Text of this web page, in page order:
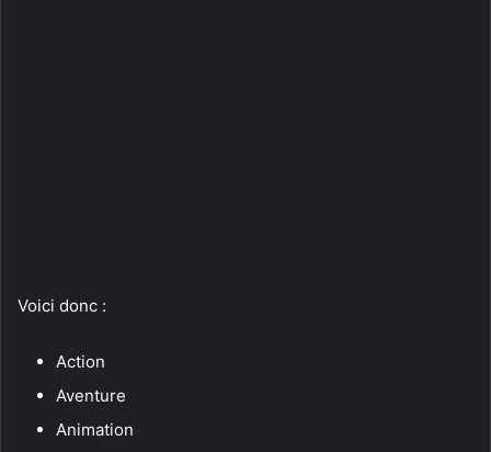
Voici donc :
Action
Aventure
Animation